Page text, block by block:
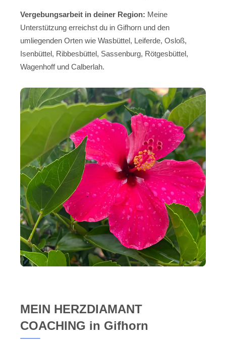
Vergebungsarbeit in deiner Region: Meine
Unterstützung erreichst du in Gifhorn und den
umliegenden Orten wie Wasbüttel, Leiferde, Osloß,
Isenbüttel, Ribbesbüttel, Sassenburg, Rötgesbüttel,
Wagenhoff und Calberlah.
MEIN HERZDIAMANT
COACHING in Gifhorn